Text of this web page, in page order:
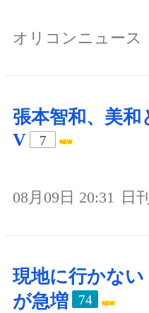
オリコンニュース
張本智和、美和
V
7
08月09日 20:31 日
現地に行かない
が急増
74